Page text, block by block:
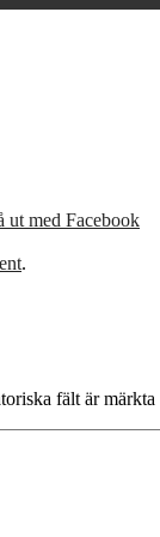
ut med Facebook
.
fält är märkta